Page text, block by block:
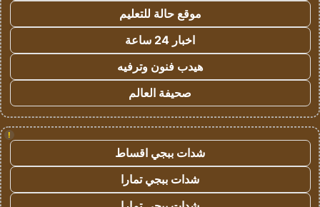
موقع حالة للتعليم
اخبار 24 ساعة
هيدب فنون وترفيه
صحيفة العالم
!
شدات ببجي اقساط
شدات ببجي تمارا